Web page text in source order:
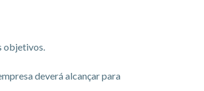
objetivos.
deverá alcançar para